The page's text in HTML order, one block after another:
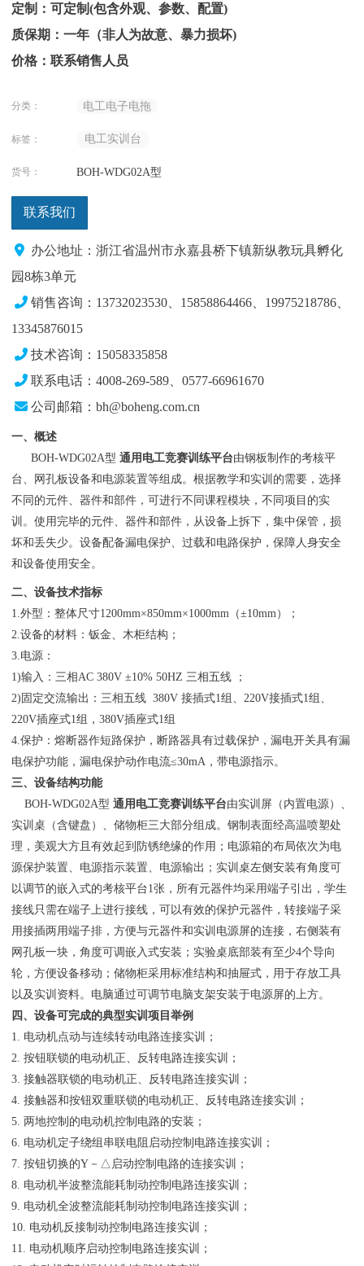
定制：可定制(包含外观、参数、配置)
质保期：一年（非人为故意、暴力损坏)
价格：联系销售人员
分类： 电工电子电拖
标签： 电工实训台
货号： BOH-WDG02A型
联系我们
办公地址：浙江省温州市永嘉县桥下镇新纵教玩具孵化
园8栋3单元
销售咨询：13732023530、15858864466、19975218786、
13345876015
技术咨询：15058335858
联系电话：4008-269-589、0577-66961670
公司邮箱：bh@boheng.com.cn
一、概述
BOH-WDG02A型通用电工竞赛训练平台由钢板制作的考核平
台、网孔板设备和电源装置等组成。根据教学和实训的需要，选择
不同的元件、器件和部件，可进行不同课程模块，不同项目的实
训。使用完毕的元件、器件和部件，从设备上拆下，集中保管，损
坏和丢失少。设备配备漏电保护、过载和电路保护，保障人身安全
和设备使用安全。
二、设备技术指标
1.外型：整体尺寸1200mm×850mm×1000mm（±10mm）；
2.设备的材料：钣金、木柜结构；
3.电源：
1)输入：三相AC 380V ±10% 50HZ 三相五线 ；
2)固定交流输出：三相五线 380V 接插式1组、220V接插式1组、
220V插座式1组，380V插座式1组
4.保护：熔断器作短路保护，断路器具有过载保护，漏电开关具有漏
电保护功能，漏电保护动作电流≤30mA，带电源指示。
三、设备结构功能
BOH-WDG02A型通用电工竞赛训练平台由实训屏（内置电源）、
实训桌（含键盘）、储物柜三大部分组成。钢制表面经高温喷塑处
理，美观大方且有效起到防锈绝缘的作用；电源箱的布局依次为电
源保护装置、电源指示装置、电源输出；实训桌左侧安装有角度可
以调节的嵌入式的考核平台1张，所有元器件均采用端子引出，学生
接线只需在端子上进行接线，可以有效的保护元器件，转接端子采
用接插两用端子排，方便与元器件和实训电源屏的连接，右侧装有
网孔板一块，角度可调嵌入式安装；实验桌底部装有至少4个导向
轮，方便设备移动；储物柜采用标准结构和抽屉式，用于存放工具
以及实训资料。电脑通过可调节电脑支架安装于电源屏的上方。
四、设备可完成的典型实训项目举例
1. 电动机点动与连续转动电路连接实训；
2. 按钮联锁的电动机正、反转电路连接实训；
3. 接触器联锁的电动机正、反转电路连接实训；
4. 接触器和按钮双重联锁的电动机正、反转电路连接实训；
5. 两地控制的电动机控制电路的安装；
6. 电动机定子绕组串联电阻启动控制电路连接实训；
7. 按钮切换的Y－△启动控制电路的连接实训；
8. 电动机半波整流能耗制动控制电路连接实训；
9. 电动机全波整流能耗制动控制电路连接实训；
10. 电动机反接制动控制电路连接实训；
11. 电动机顺序启动控制电路连接实训；